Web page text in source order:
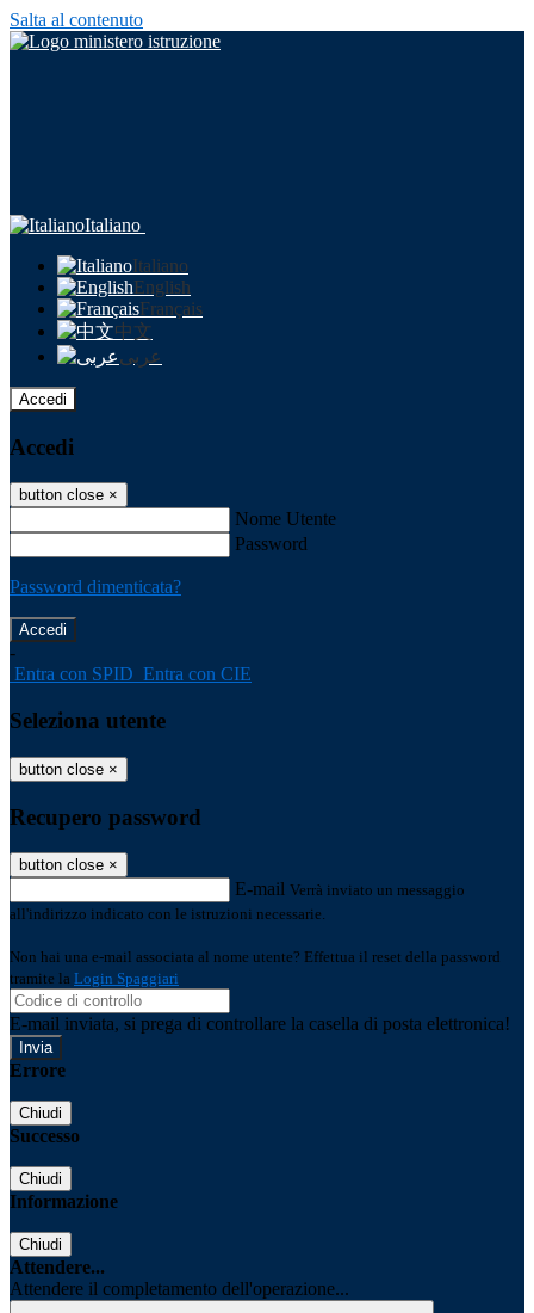
Salta al contenuto
Italiano
Italiano
English
Français
中文
عربى
Accedi
Accedi
button close ×
Nome Utente
Password
Password dimenticata?
-
Entra con SPID Entra con CIE
Seleziona utente
button close ×
Recupero password
button close ×
E-mail Verrà inviato un messaggio
all'indirizzo indicato con le istruzioni necessarie.
Non hai una e-mail associata al nome utente? Effettua il reset della password
tramite la Login Spaggiari
E-mail inviata, si prega di controllare la casella di posta elettronica!
Errore
Chiudi
Successo
Chiudi
Informazione
Chiudi
Attendere...
Attendere il completamento dell'operazione...